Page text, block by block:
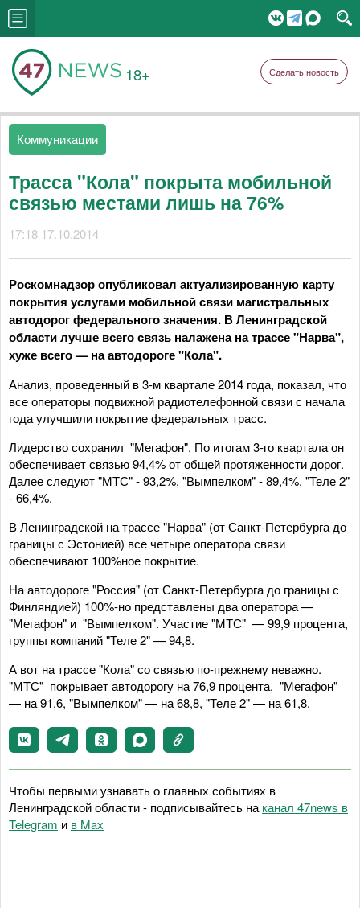
18+ Сделать новость
Коммуникации
Трасса "Кола" покрыта мобильной
связью местами лишь на 76%
17:18 17.10.2014
Роскомнадзор опубликовал актуализированную карту
покрытия услугами мобильной связи магистральных
автодорог федерального значения. В Ленинградской
области лучше всего связь налажена на трассе "Нарва",
хуже всего — на автодороге "Кола".
Анализ, проведенный в 3-м квартале 2014 года, показал, что
все операторы подвижной радиотелефонной связи с начала
года улучшили покрытие федеральных трасс.
Лидерство сохранил "Мегафон". По итогам 3-го квартала он
обеспечивает связью 94,4% от общей протяженности дорог.
Далее следуют "МТС" - 93,2%, "Вымпелком" - 89,4%, "Теле 2"
- 66,4%.
В Ленинградской на трассе "Нарва" (от Санкт-Петербурга до
границы с Эстонией) все четыре оператора связи
обеспечивают 100%ное покрытие.
На автодороге "Россия" (от Санкт-Петербурга до границы с
Финляндией) 100%-но представлены два оператора —
"Мегафон" и "Вымпелком". Участие "МТС" — 99,9 процента,
группы компаний "Теле 2" — 94,8.
А вот на трассе "Кола" со связью по-прежнему неважно.
"МТС" покрывает автодорогу на 76,9 процента, "Мегафон"
— на 91,6, "Вымпелком" — на 68,8, "Теле 2" — на 61,8.
Чтобы первыми узнавать о главных событиях в
Ленинградской области - подписывайтесь на канал 47news в
Telegram и в Maх